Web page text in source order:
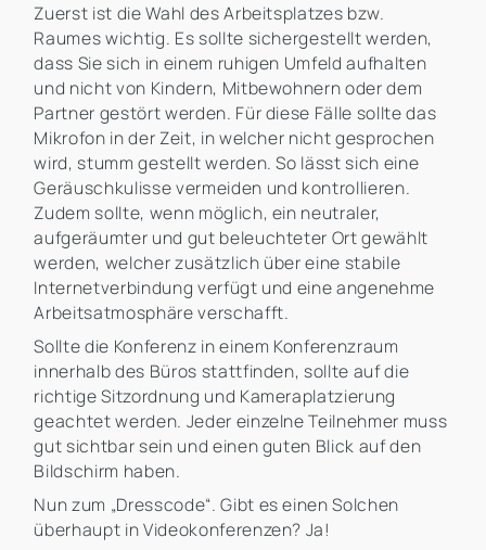
Zuerst ist die Wahl des Arbeitsplatzes bzw.
Raumes wichtig. Es sollte sichergestellt werden,
dass Sie sich in einem ruhigen Umfeld aufhalten
und nicht von Kindern, Mitbewohnern oder dem
Partner gestört werden. Für diese Fälle sollte das
Mikrofon in der Zeit, in welcher nicht gesprochen
wird, stumm gestellt werden. So lässt sich eine
Geräuschkulisse vermeiden und kontrollieren.
Zudem sollte, wenn möglich, ein neutraler,
aufgeräumter und gut beleuchteter Ort gewählt
werden, welcher zusätzlich über eine stabile
Internetverbindung verfügt und eine angenehme
Arbeitsatmosphäre verschafft.
Sollte die Konferenz in einem Konferenzraum
innerhalb des Büros stattfinden, sollte auf die
richtige Sitzordnung und Kameraplatzierung
geachtet werden. Jeder einzelne Teilnehmer muss
gut sichtbar sein und einen guten Blick auf den
Bildschirm haben.
Nun zum „Dresscode“. Gibt es einen Solchen
überhaupt in Videokonferenzen? Ja!